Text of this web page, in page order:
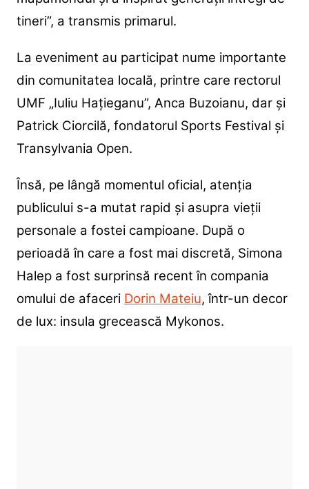
tineri”, a transmis primarul.
La eveniment au participat nume importante
din comunitatea locală, printre care rectorul
UMF „Iuliu Hațieganu”, Anca Buzoianu, dar și
Patrick Ciorcilă, fondatorul Sports Festival și
Transylvania Open.
Însă, pe lângă momentul oficial, atenția
publicului s-a mutat rapid și asupra vieții
personale a fostei campioane. După o
perioadă în care a fost mai discretă, Simona
Halep a fost surprinsă recent în compania
omului de afaceri Dorin Mateiu, într-un decor
de lux: insula grecească Mykonos.